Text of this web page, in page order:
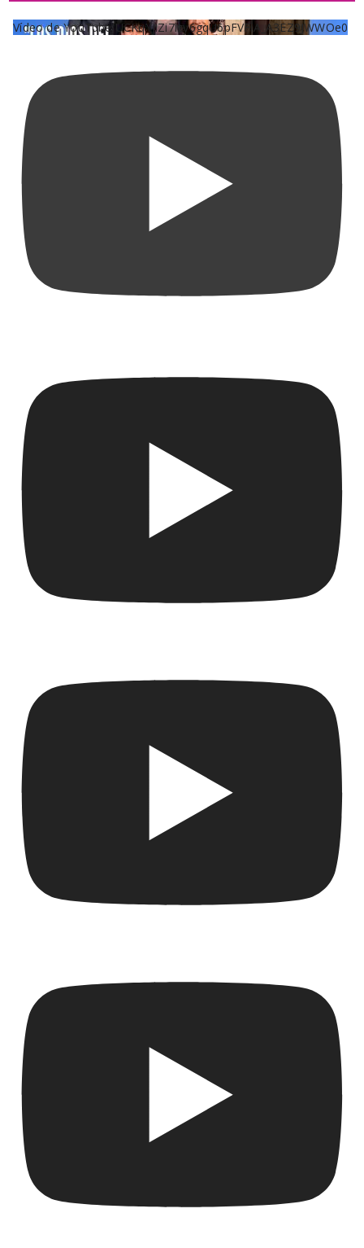
Vídeo de YouTube UCKqYjiZi7lzy6gqU6pFVFiA_A3EZ9JWWOe0